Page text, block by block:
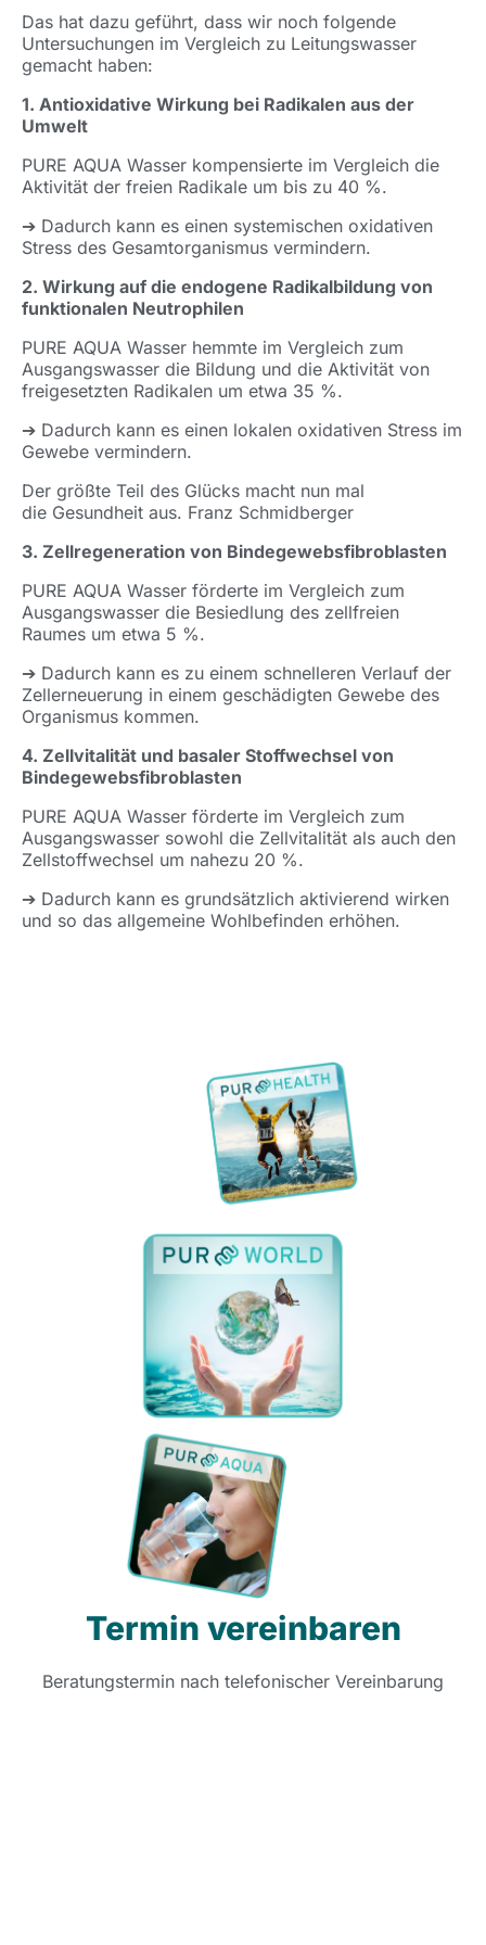
Das hat dazu geführt, dass wir noch folgende
Untersuchungen im Vergleich zu Leitungswasser
gemacht haben:
1. Antioxidative Wirkung bei Radikalen aus der
Umwelt
PURE AQUA Wasser kompensierte im Vergleich die
Aktivität der freien Radikale um bis zu 40 %.
➔ Dadurch kann es einen systemischen oxidativen
Stress des Gesamtorganismus vermindern.
2. Wirkung auf die endogene Radikalbildung von
funktionalen Neutrophilen
PURE AQUA Wasser hemmte im Vergleich zum
Ausgangswasser die Bildung und die Aktivität von
freigesetzten Radikalen um etwa 35 %.
➔ Dadurch kann es einen lokalen oxidativen Stress im
Gewebe vermindern.
Der größte Teil des Glücks macht nun mal
die Gesundheit aus. Franz Schmidberger
3. Zellregeneration von Bindegewebsfibroblasten
PURE AQUA Wasser förderte im Vergleich zum
Ausgangswasser die Besiedlung des zellfreien
Raumes um etwa 5 %.
➔ Dadurch kann es zu einem schnelleren Verlauf der
Zellerneuerung in einem geschädigten Gewebe des
Organismus kommen.
4. Zellvitalität und basaler Stoffwechsel von
Bindegewebsfibroblasten
PURE AQUA Wasser förderte im Vergleich zum
Ausgangswasser sowohl die Zellvitalität als auch den
Zellstoffwechsel um nahezu 20 %.
➔ Dadurch kann es grundsätzlich aktivierend wirken
und so das allgemeine Wohlbefinden erhöhen.
Termin vereinbaren
Beratungstermin nach telefonischer Vereinbarung